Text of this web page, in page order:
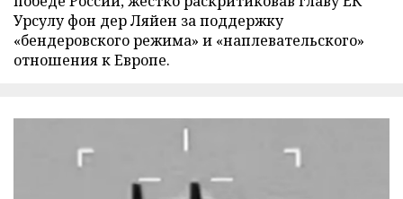
Урсулу фон дер Ляйен за поддержку
«бендеровского режима» и «наплевательского»
отношения к Европе.